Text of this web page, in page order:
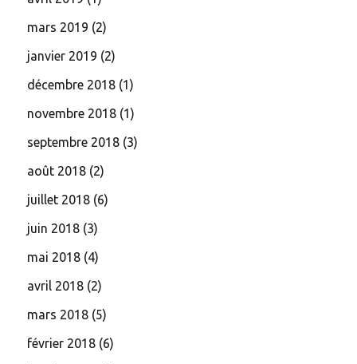
mars 2019 (2)
janvier 2019 (2)
décembre 2018 (1)
novembre 2018 (1)
septembre 2018 (3)
août 2018 (2)
juillet 2018 (6)
juin 2018 (3)
mai 2018 (4)
avril 2018 (2)
mars 2018 (5)
février 2018 (6)